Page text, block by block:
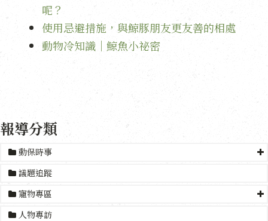
呢？
使用忌避措施，與鯨豚朋友更友善的相處
動物冷知識｜鯨魚小祕密
報導分類
動保時事
議題追蹤
寵物專區
人物專訪